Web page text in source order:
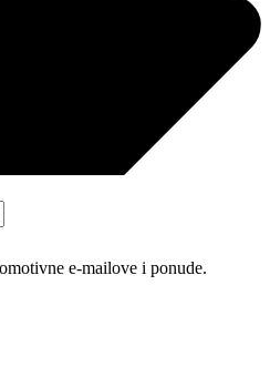
e-mailove i ponude.